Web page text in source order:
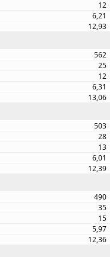
12
6,21
12,93
562
25
12
6,31
13,06
503
28
13
6,01
12,39
490
35
15
5,97
12,36